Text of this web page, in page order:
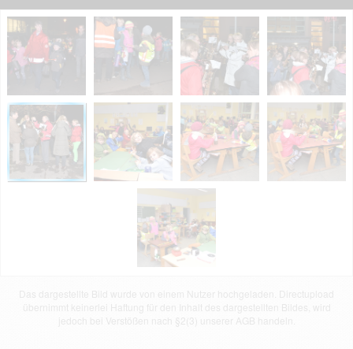
jedoch bei Verstößen nach §2(3) unserer AGB handeln.